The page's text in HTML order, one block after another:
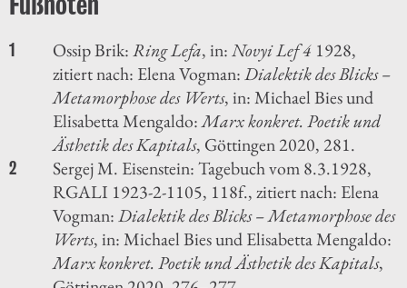
1 Ossip Brik:Ring Lefa, in:Novyi Lef 4 1928,
zitiert nach: Elena Vogman:Dialektik des Blicks –
Metamorphose des Werts, in: Michael Bies und
Elisabetta Mengaldo:Marx konkret. Poetik und
Ästhetik des Kapitals, Göttingen 2020, 281.
2
Sergej M. Eisenstein: Tagebuch vom 8.3.1928,
RGALI 1923-2-1105, 118f., zitiert nach: Elena
Vogman:Dialektik des Blicks – Metamorphose des
Werts, in: Michael Bies und Elisabetta Mengaldo:
Marx konkret. Poetik und Ästhetik des Kapitals,